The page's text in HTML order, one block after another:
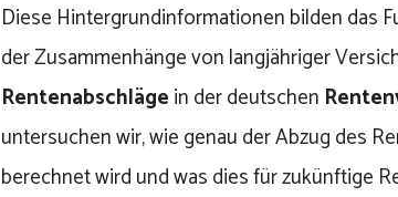
Diese Hintergrundinformationen bilden das
der Zusammenhänge von langjähriger
Rentenabschlägein der deutschen
untersuchen wir, wie genau der Abzug des
berechnet wird und was dies für zukünftige